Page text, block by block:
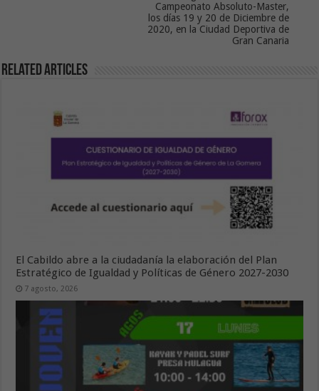
Campeonato Absoluto-Master,
los días 19 y 20 de Diciembre de
2020, en la Ciudad Deportiva de
Gran Canaria
Related Articles
El Cabildo abre a la ciudadanía la elaboración del Plan
Estratégico de Igualdad y Políticas de Género 2027-2030
7 agosto, 2026